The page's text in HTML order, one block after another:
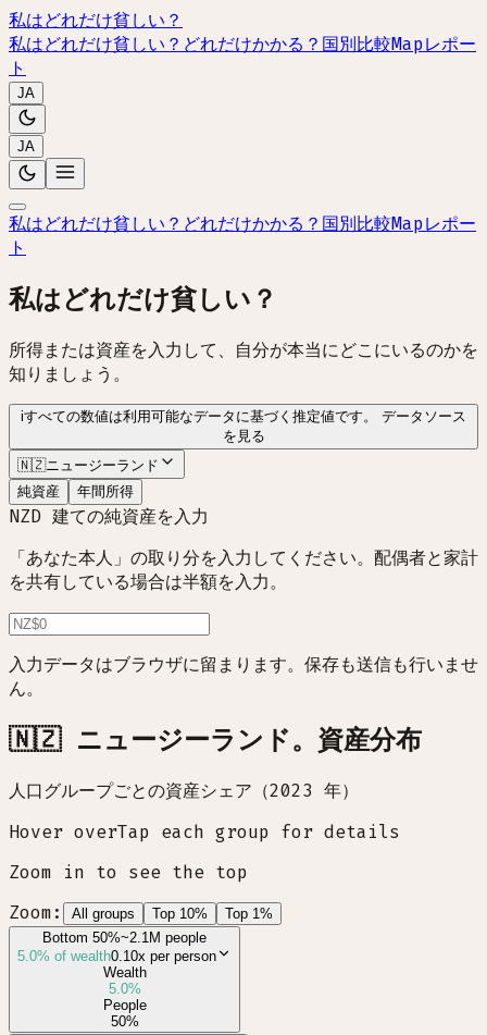
私はどれだけ貧しい？
私はどれだけ貧しい？ どれだけかかる？ 国別比較Mapレポー
ト
JA
JA
私はどれだけ貧しい？ どれだけかかる？ 国別比較Mapレポー
ト
私はどれだけ貧しい？
所得または資産を入力して、自分が本当にどこにいるのかを
知りましょう。
iすべての数値は利用可能なデータに基づく推定値です。
データソース
を見る
🇳🇿ニュージーランド
純資産
年間所得
NZD 建ての純資産を入力
「あなた本人」の取り分を入力してください。配偶者と家計
を共有している場合は半額を入力。
入力データはブラウザに留まります。保存も送信も行いませ
ん。
🇳🇿 ニュージーランド。資産分布
人口グループごとの資産シェア（2023 年）
Hover overTap each group for details
Zoom in to see the top
Zoom:
All groups Top 10%
Top 1%
Bottom 50%~2.1M people
5.0% of wealth0.10x per person
Wealth
5.0%
People
50%